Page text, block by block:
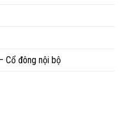
Cổ đông nội bộ